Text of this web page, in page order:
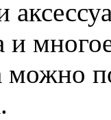
и
можно